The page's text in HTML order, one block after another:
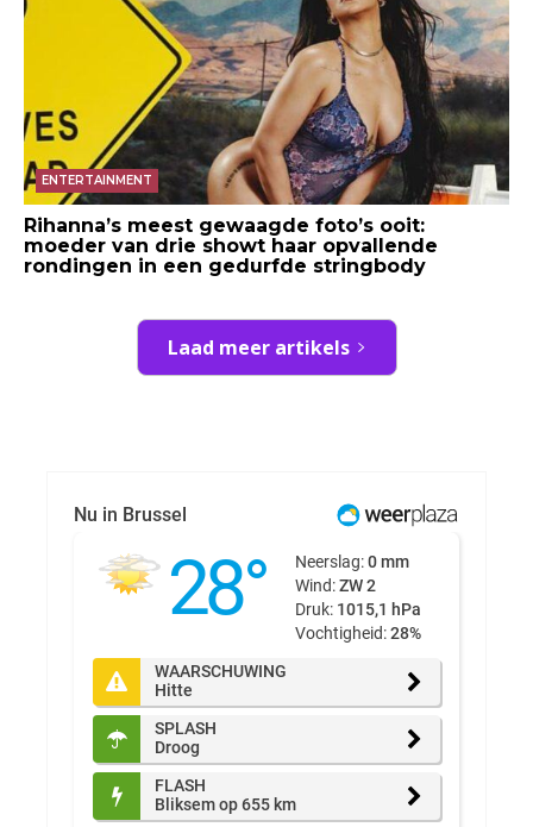
ENTERTAINMENT
Rihanna’s meest gewaagde foto’s ooit:
moeder van drie showt haar opvallende
rondingen in een gedurfde stringbody
Laad meer artikels